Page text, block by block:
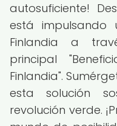
autosuficiente!
está impulsando
Finlandia a
principal
Finlandia".
esta solución
revolución verde.